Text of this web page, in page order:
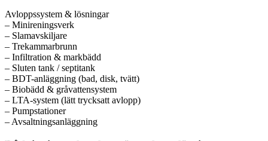
Avloppssystem & lösningar
– Minireningsverk
– Slamavskiljare
– Trekammarbrunn
– Infiltration & markbädd
– Sluten tank / septitank
– BDT-anläggning (bad, disk, tvätt)
– Biobädd & gråvattensystem
– LTA-system (lätt trycksatt avlopp)
– Pumpstationer
– Avsaltningsanläggning